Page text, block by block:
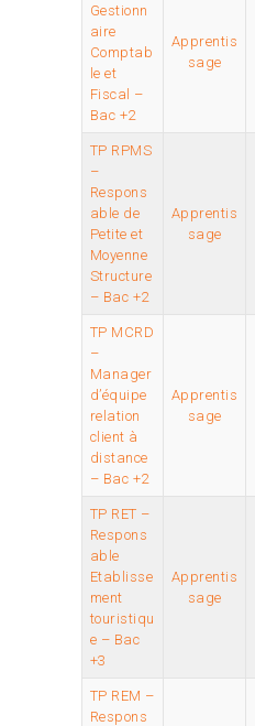
Gestionn
aire
Comptab
le et
Fiscal –
Bac +2
Apprentis
sage
TP RPMS
–
Respons
able de
Petite et
Moyenne
Structure
– Bac +2
Apprentis
sage
TP MCRD
–
Manager
d’équipe
relation
client à
distance
– Bac +2
Apprentis
sage
TP RET –
Respons
able
Etablisse
ment
touristiqu
e – Bac
+3
Apprentis
sage
TP REM –
Respons